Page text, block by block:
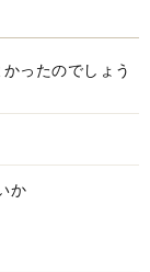
ったのでしょう
か